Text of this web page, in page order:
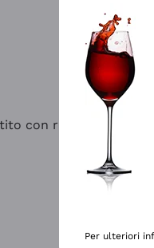
con rapidità e
Per ulteriori